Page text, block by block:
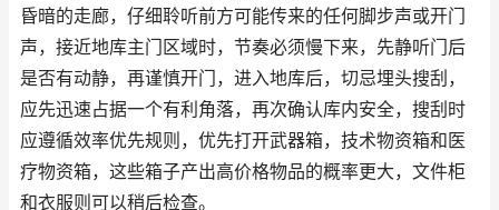
昏暗的走廊，仔细聆听前方可能传来的任何脚步声或开门
声，接近地库主门区域时，节奏必须慢下来，先静听门后
是否有动静，再谨慎开门，进入地库后，切忌埋头搜刮，
应先迅速占据一个有利角落，再次确认库内安全，搜刮时
应遵循效率优先规则，优先打开武器箱，技术物资箱和医
疗物资箱，这些箱子产出高价格物品的概率更大，文件柜
和衣服则可以稍后检查。